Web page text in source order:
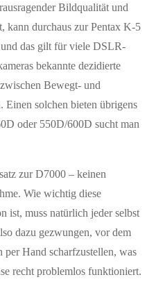
Bildqualität und
kann durchaus zur Pentax K-5
das gilt für viele DSLR-
bekannte dezidierte
Bewegt- und
Einen solchen bieten übrigens
oder 550D/600D sucht man
zur D7000 – keinen
Wie wichtig diese
ist, muss natürlich jeder selbst
dazu gezwungen, vor dem
per Hand scharfzustellen, was
recht problemlos funktioniert.